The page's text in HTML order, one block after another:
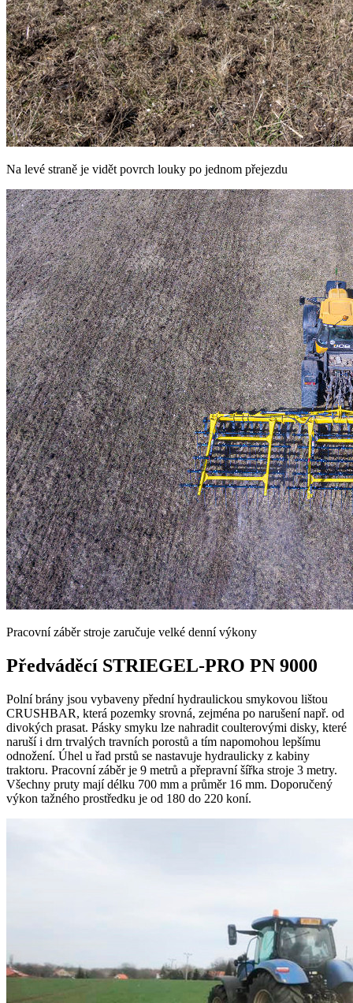
Na levé straně je vidět povrch louky po jednom přejezdu
Pracovní záběr stroje zaručuje velké denní výkony
Předváděcí STRIEGEL-PRO PN 9000
Polní brány jsou vybaveny přední hydraulickou smykovou lištou
CRUSHBAR, která pozemky srovná, zejména po narušení např. od
divokých prasat. Pásky smyku lze nahradit coulterovými disky, které
naruší i drn trvalých travních porostů a tím napomohou lepšímu
odnožení. Úhel u řad prstů se nastavuje hydraulicky z kabiny
traktoru. Pracovní záběr je 9 metrů a přepravní šířka stroje 3 metry.
Všechny pruty mají délku 700 mm a průměr 16 mm. Doporučený
výkon tažného prostředku je od 180 do 220 koní.